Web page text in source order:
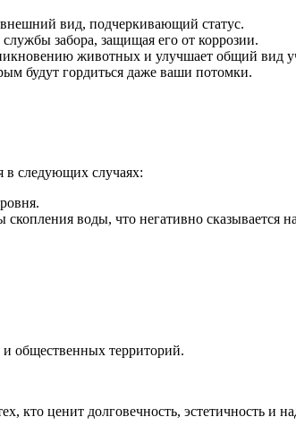
вид, подчеркивающий статус.
службы забора, защищая его от коррозии.
животных и улучшает общий вид
будут гордиться даже ваши потомки.
в следующих случаях:
воды, что негативно сказывается
общественных территорий.
кто ценит долговечность, эстетичность и